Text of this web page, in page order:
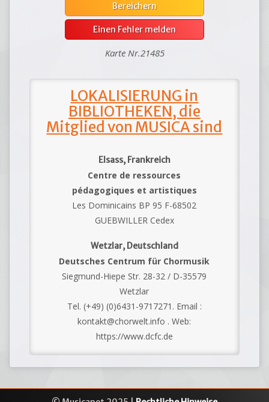
Bereichern
Einen Fehler melden
Karte Nr.21485
LOKALISIERUNG in
BIBLIOTHEKEN, die
Mitglied von MUSICA sind
Elsass, Frankreich
Centre de ressources
pédagogiques et artistiques
Les Dominicains BP 95 F-68502
GUEBWILLER Cedex
Wetzlar, Deutschland
Deutsches Centrum für Chormusik
Siegmund-Hiepe Str. 28-32 / D-35579
Wetzlar
Tel. (+49) (0)6431-9717271. Email :
kontakt@chorwelt.info . Web:
https://www.dcfc.de